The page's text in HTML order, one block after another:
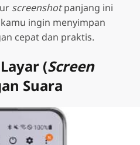
screenshotpanjang ini
ingin menyimpan
cepat dan praktis.
(Screen
Suara